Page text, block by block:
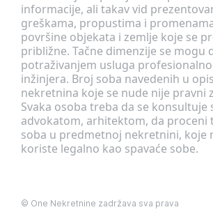
informacije, ali takav vid
greškama, propustima i
površine objekata i zemlje koje se
približne. Tačne dimenzije se mogu
potraživanjem usluga
inžinjera. Broj soba navedenih u
nekretnina koje se nude nije pravni
Svaka osoba treba da se konsultuje
advokatom, arhitektom, da proceni
soba u predmetnoj nekretnini, koje
koriste legalno kao spavaće sobe.
© One Nekretnine zadržava sva prava